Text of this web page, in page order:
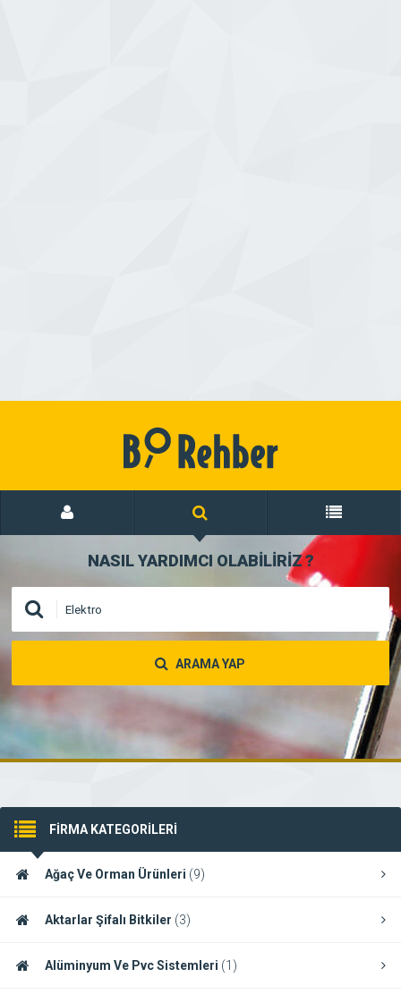
NASIL YARDIMCI OLABİLİRİZ?
ARAMA YAP
FİRMA KATEGORİLERİ
Ağaç Ve Orman Ürünleri (9)
Aktarlar Şifalı Bitkiler (3)
Alüminyum Ve Pvc Sistemleri (1)